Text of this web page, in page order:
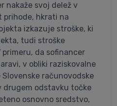
nakaže svoj delež v
prihode, hkrati na
izkazuje stroške, ki
tudi stroške
da sofinancer
v obliki raziskovalne
računovodske
drugem odstavku točke
osnovno sredstvo,